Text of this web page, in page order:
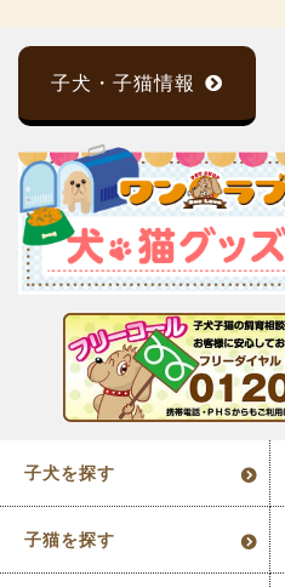
子犬・子猫情報
子犬を探す
子猫を探す